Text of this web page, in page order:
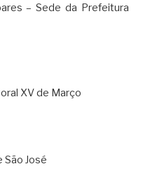
– Sede da Prefeitura
XV de Março
São José